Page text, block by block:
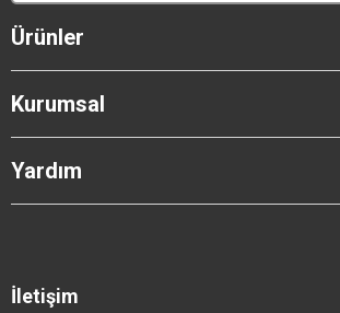
Ürünler
Kurumsal
Yardım
İletişim